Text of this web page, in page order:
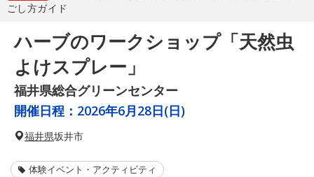
ごし方ガイド
ハーブのワークショップ「天然虫
よけスプレー」
福井県総合グリーンセンター
開催日程： 2026年6月28日(日)
福井県坂井市
体験イベント・アクティビティ